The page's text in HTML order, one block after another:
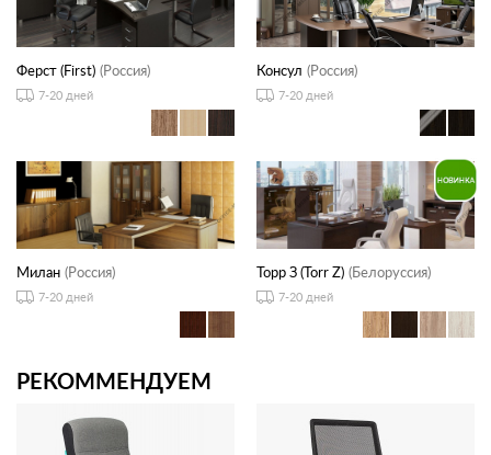
Ферст (First) (Россия)
7-20 дней
Консул (Россия)
7-20 дней
Милан (Россия)
7-20 дней
Торр З (Torr Z) (Белоруссия)
7-20 дней
РЕКОММЕНДУЕМ